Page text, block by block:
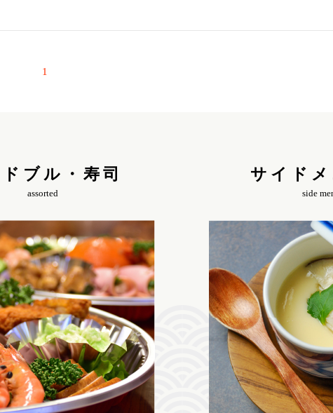
1
ブル・寿司
assorted
サイド
side